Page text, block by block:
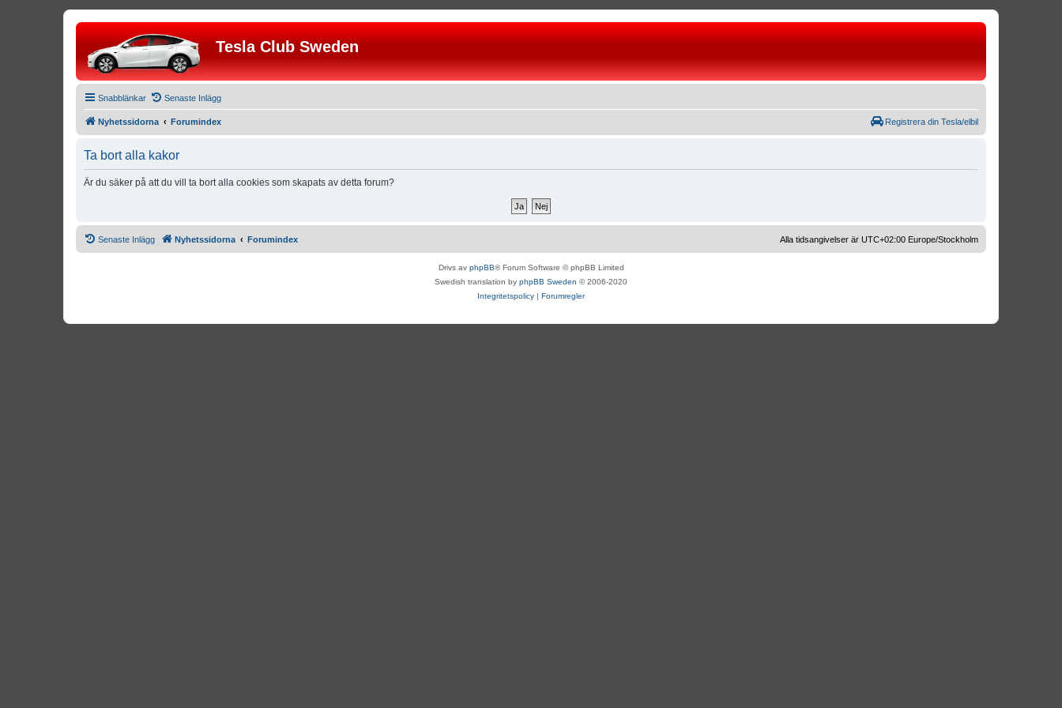
Tesla Club Sweden
Snabblänkar Senaste Inlägg
Nyhetssidorna Forumindex Registrera din Tesla/elbil
Ta bort alla kakor
Är du säker på att du vill ta bort alla cookies som skapats av detta forum?
Senaste Inlägg Nyhetssidorna Forumindex Alla tidsangivelser är UTC+02:00 Europe/Stockholm
Drivs av phpBB® Forum Software © phpBB Limited
Swedish translation by phpBB Sweden © 2006-2020
Integritetspolicy | Forumregler